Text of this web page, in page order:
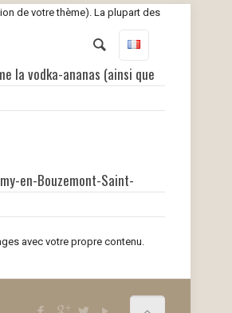
de votre thème). La plupart des
la vodka-ananas (ainsi que
en-Bouzemont-Saint-
avec votre propre contenu.